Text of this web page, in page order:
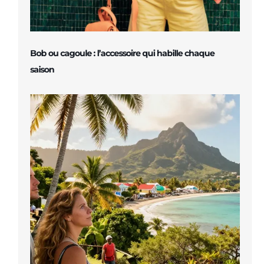
Bob ou cagoule : l’accessoire qui habille chaque
saison